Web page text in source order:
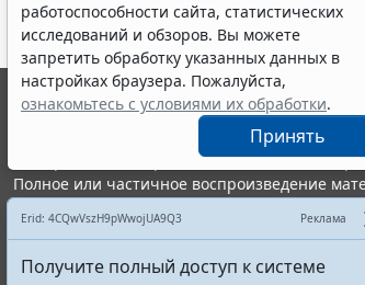
работоспособности сайта, статистических
исследований и обзоров. Вы можете
запретить обработку указанных данных в
настройках браузера. Пожалуйста,
ознакомьтесь с условиями их обработки.
Принять
Erid: 4CQwVszH9pWwojUA9Q3 Реклама
Получите полный доступ к системе
© ООО "НПП "ГАРАНТ-СЕРВИС", 2026. Система
участниками Российской ассоциации
Все права на материалы сайта ГАРАНТ.РУ
Полное или частичное воспроизведение
Портал ГАРАНТ.РУ зарегистрирован в
надзору в сфере связи,информационных
(Роскомнадзором), Эл № ФС77-58365 от 18